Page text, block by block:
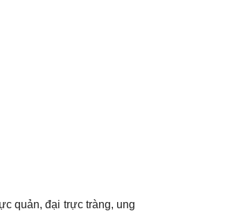
quản, đại trực tràng, ung